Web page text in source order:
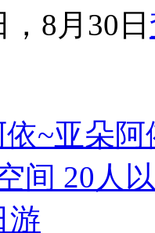
，8月30日